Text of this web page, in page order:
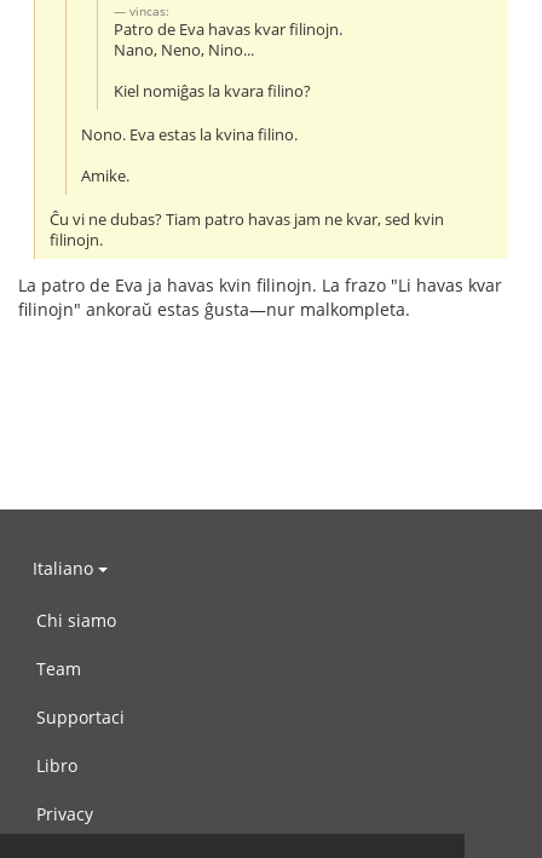
vincas:
Patro de Eva havas kvar filinojn.
Nano, Neno, Nino...
Kiel nomiĝas la kvara filino?
Nono. Eva estas la kvina filino.
Amike.
Ĉu vi ne dubas? Tiam patro havas jam ne kvar, sed kvin
filinojn.
La patro de Eva ja havas kvin filinojn. La frazo "Li havas kvar
filinojn" ankoraŭ estas ĝusta—nur malkompleta.
Italiano
Chi siamo
Team
Supportaci
Libro
Privacy